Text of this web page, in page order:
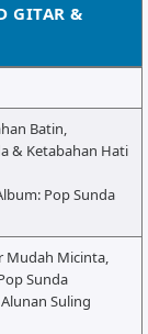
GITAR &
Batin,
& Ketabahan Hati
Pop Sunda
Mudah Micinta,
Sunda
Suling